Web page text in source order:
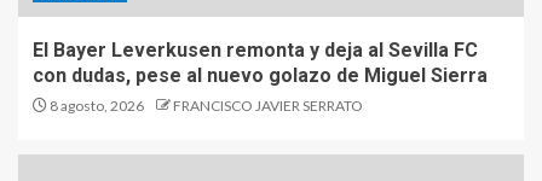
El Bayer Leverkusen remonta y deja al Sevilla FC
con dudas, pese al nuevo golazo de Miguel Sierra
8 agosto, 2026 FRANCISCO JAVIER SERRATO